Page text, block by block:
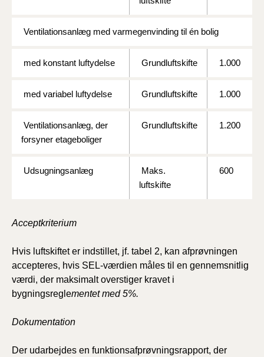
Ventilationsanlæg med varmegenvinding til én bolig
med konstant luftydelse Grundluftskifte 1.000
med variabel luftydelse Grundluftskifte 1.000
Ventilationsanlæg, der
forsyner etageboliger
Grundluftskifte 1.200
Udsugningsanlæg
Maks.
luftskifte
600
Acceptkriterium
Hvis luftskiftet er indstillet, jf. tabel 2, kan afprøvningen
accepteres, hvis SEL-værdien måles til en gennemsnitlig
værdi, der maksimalt overstiger kravet i
bygningsreglementet med 5%.
Dokumentation
Der udarbejdes en funktionsafprøvningsrapport, der